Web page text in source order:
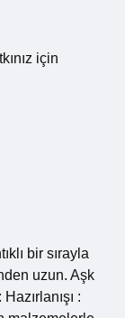
için
bir sırayla
uzun. Aşk
: